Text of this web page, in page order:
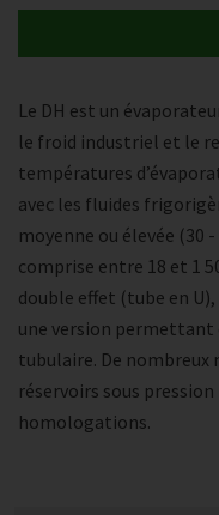
Le DH est un
le froid industriel et le
températures
avec les fluides
moyenne ou élevée (30
comprise entre 18 et 1
double effet (tube en
une version permettant
tubulaire. De
réservoirs sous
homologations.